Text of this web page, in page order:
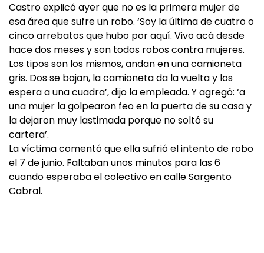
Castro explicó ayer que no es la primera mujer de
esa área que sufre un robo. ‘Soy la última de cuatro o
cinco arrebatos que hubo por aquí. Vivo acá desde
hace dos meses y son todos robos contra mujeres.
Los tipos son los mismos, andan en una camioneta
gris. Dos se bajan, la camioneta da la vuelta y los
espera a una cuadra’, dijo la empleada. Y agregó: ‘a
una mujer la golpearon feo en la puerta de su casa y
la dejaron muy lastimada porque no soltó su
cartera’.
La víctima comentó que ella sufrió el intento de robo
el 7 de junio. Faltaban unos minutos para las 6
cuando esperaba el colectivo en calle Sargento
Cabral.